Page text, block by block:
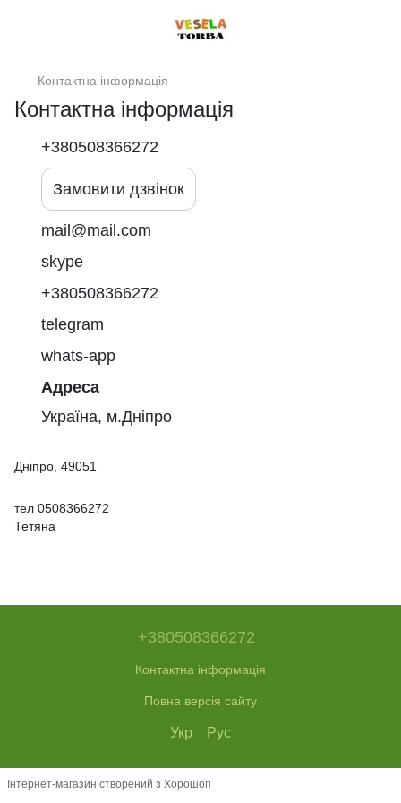
Контактна інформація
Контактна інформація
+380508366272
Замовити дзвінок
mail@mail.com
skype
+380508366272
telegram
whats-app
Адреса
Україна, м.Дніпро
Дніпро, 49051
тел 0508366272
Тетяна
+380508366272
Контактна інформація
Повна версія сайту
Укр Рус
Інтернет-магазин створений з Хорошоп